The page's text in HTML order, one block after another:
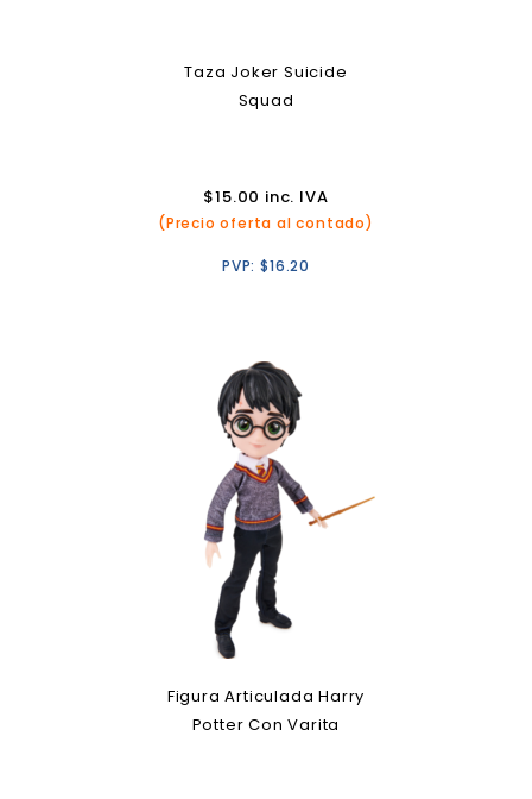
Taza Joker Suicide
Squad
$15.00 inc. IVA
(Precio oferta al contado)
PVP:$16.20
Figura Articulada Harry
Potter Con Varita